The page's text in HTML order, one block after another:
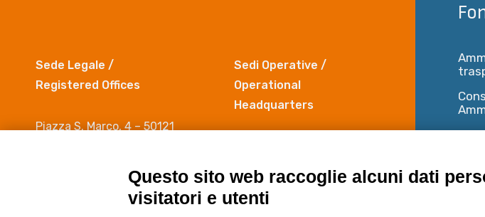
Sede Legale /
Registered Offices
Piazza S. Marco, 4 – 50121
Firenze- Segreteria del Rettore
C.F. e Partita IVA 05753930485
Sedi Operative /
Operational
Headquarters
(FI)
Questo sito web raccoglie alcuni dati
visitatori e utenti